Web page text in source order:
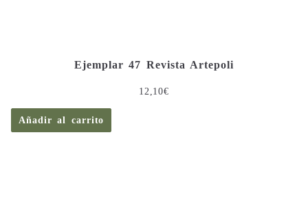
Ejemplar 47 Revista Artepoli
12,10€
Añadir al carrito